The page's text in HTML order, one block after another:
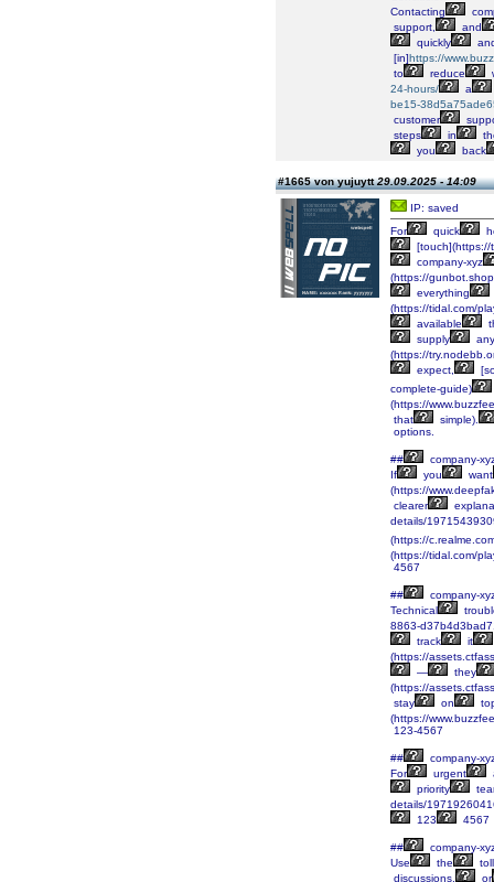
Contacting
support,
and
quickly
[in]https://
to
reduce
24-hours/
a
be15-
customer
steps
in
you
back
#1665 von yujuytt29.09.2025 - 14:09
IP: saved
For
quick
[touch](https://
company-xyz
(https://
everything
(https://tidal.com/
available
supply
any
(https://
expect,
complete-guide)
(https://
that
simple).
options.
##
company-
If
you
want
(https://
clearer
details/
(https://
(https://tidal.com/
4567
##
company-
Technical
8863-
track
it
(https://
—
they
(https://
stay
on
(https://
123-4567
##
company-
For
urgent
priority
details/
123
4567
##
company-
Use
the
discussions,
or